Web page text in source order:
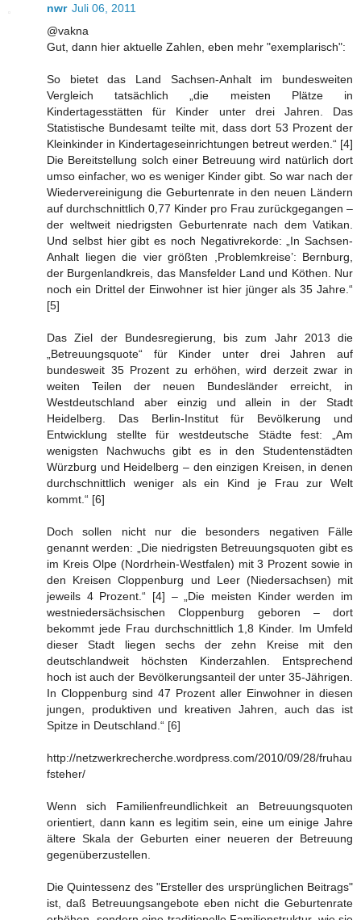
nwr Juli 06, 2011
@vakna
Gut, dann hier aktuelle Zahlen, eben mehr "exemplarisch":
So bietet das Land Sachsen-Anhalt im bundesweiten
Vergleich tatsächlich „die meisten Plätze in
Kindertagesstätten für Kinder unter drei Jahren. Das
Statistische Bundesamt teilte mit, dass dort 53 Prozent der
Kleinkinder in Kindertageseinrichtungen betreut werden.“ [4]
Die Bereitstellung solch einer Betreuung wird natürlich dort
umso einfacher, wo es weniger Kinder gibt. So war nach der
Wiedervereinigung die Geburtenrate in den neuen Ländern
auf durchschnittlich 0,77 Kinder pro Frau zurückgegangen –
der weltweit niedrigsten Geburtenrate nach dem Vatikan.
Und selbst hier gibt es noch Negativrekorde: „In Sachsen-
Anhalt liegen die vier größten ,Problemkreise’: Bernburg,
der Burgenlandkreis, das Mansfelder Land und Köthen. Nur
noch ein Drittel der Einwohner ist hier jünger als 35 Jahre.“
[5]
Das Ziel der Bundesregierung, bis zum Jahr 2013 die
„Betreuungsquote“ für Kinder unter drei Jahren auf
bundesweit 35 Prozent zu erhöhen, wird derzeit zwar in
weiten Teilen der neuen Bundesländer erreicht, in
Westdeutschland aber einzig und allein in der Stadt
Heidelberg. Das Berlin-Institut für Bevölkerung und
Entwicklung stellte für westdeutsche Städte fest: „Am
wenigsten Nachwuchs gibt es in den Studentenstädten
Würzburg und Heidelberg – den einzigen Kreisen, in denen
durchschnittlich weniger als ein Kind je Frau zur Welt
kommt.“ [6]
Doch sollen nicht nur die besonders negativen Fälle
genannt werden: „Die niedrigsten Betreuungsquoten gibt es
im Kreis Olpe (Nordrhein-Westfalen) mit 3 Prozent sowie in
den Kreisen Cloppenburg und Leer (Niedersachsen) mit
jeweils 4 Prozent.“ [4] – „Die meisten Kinder werden im
westniedersächsischen Cloppenburg geboren – dort
bekommt jede Frau durchschnittlich 1,8 Kinder. Im Umfeld
dieser Stadt liegen sechs der zehn Kreise mit den
deutschlandweit höchsten Kinderzahlen. Entsprechend
hoch ist auch der Bevölkerungsanteil der unter 35-Jährigen.
In Cloppenburg sind 47 Prozent aller Einwohner in diesen
jungen, produktiven und kreativen Jahren, auch das ist
Spitze in Deutschland.“ [6]
http://netzwerkrecherche.wordpress.com/2010/09/28/fruhau
fsteher/
Wenn sich Familienfreundlichkeit an Betreuungsquoten
orientiert, dann kann es legitim sein, eine um einige Jahre
ältere Skala der Geburten einer neueren der Betreuung
gegenüberzustellen.
Die Quintessenz des "Ersteller des ursprünglichen Beitrags"
ist, daß Betreuungsangebote eben nicht die Geburtenrate